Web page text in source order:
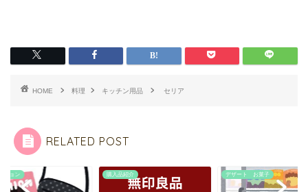
HOME 料理 キッチン用品 セリア
RELATED POST
ション 購入品紹介 デザート お菓子